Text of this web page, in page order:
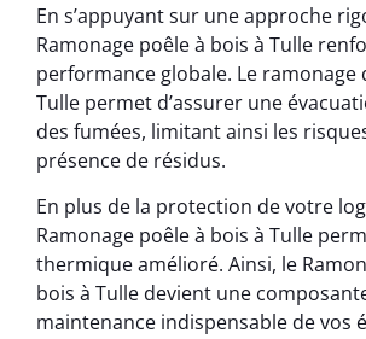
En s’appuyant sur une approche
Ramonage poêle à bois à Tulle
performance globale. Le ramonage
Tulle permet d’assurer une
des fumées, limitant ainsi les
présence de résidus.
En plus de la protection de votre
Ramonage poêle à bois à Tulle
thermique amélioré. Ainsi, le
bois à Tulle devient une
maintenance indispensable de vos